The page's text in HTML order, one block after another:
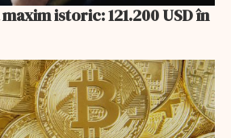
istoric: 121.200 USD în